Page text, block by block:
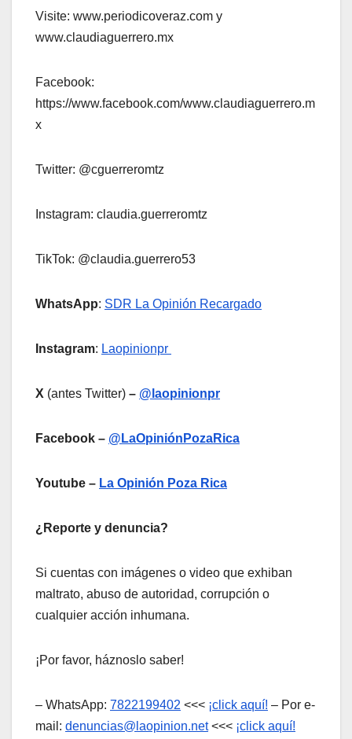
Visite: www.periodicoveraz.com y
www.claudiaguerrero.mx
Facebook:
https://www.facebook.com/www.claudiaguerrero.m
x
Twitter: @cguerreromtz
Instagram: claudia.guerreromtz
TikTok: @claudia.guerrero53
WhatsApp: SDR La Opinión Recargado
Instagram: Laopinionpr
X (antes Twitter) – @laopinionpr
Facebook – @LaOpiniónPozaRica
Youtube – La Opinión Poza Rica
¿Reporte y denuncia?
Si cuentas con imágenes o video que exhiban
maltrato, abuso de autoridad, corrupción o
cualquier acción inhumana.
¡Por favor, háznoslo saber!
– WhatsApp: 7822199402 <<< ¡click aquí! – Por e-
mail: denuncias@laopinion.net<<< ¡click aquí!